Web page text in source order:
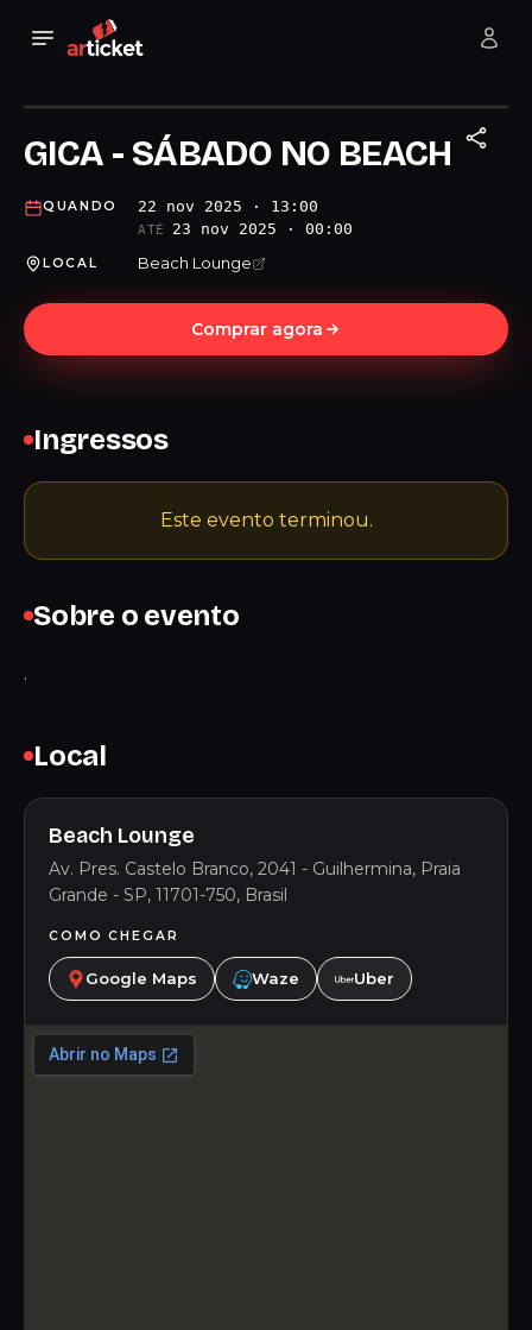
GICA - SÁBADO NO BEACH
QUANDO 22 nov 2025 · 13:00
ATÉ 23 nov 2025 · 00:00
LOCAL Beach Lounge
Comprar agora
Sobre o evento
.
Local
Beach Lounge
Av. Pres. Castelo Branco, 2041 - Guilhermina, Praia
Grande - SP, 11701-750, Brasil
COMO CHEGAR
Google Maps Waze Uber
Ingressos
Este evento terminou.